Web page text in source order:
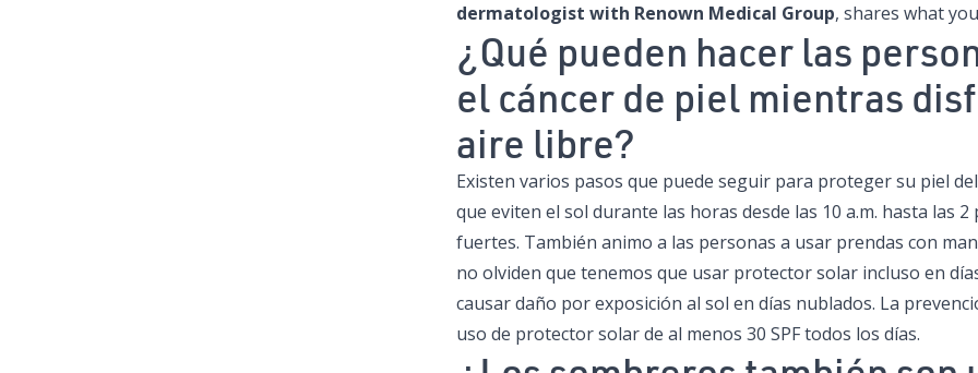
dermatologist with Renown Medical Group, shares what
¿Qué pueden hacer las
el cáncer de piel mientras
aire libre?
Existen varios pasos que puede seguir para proteger su piel
que eviten el sol durante las horas desde las 10 a.m. hasta las
fuertes. También animo a las personas a usar prendas con
no olviden que tenemos que usar protector solar incluso en
causar daño por exposición al sol en días nublados. La
uso de protector solar de al menos 30 SPF todos los días.